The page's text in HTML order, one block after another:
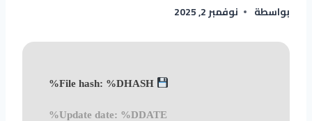
بواسطة نوفمبر 2, 2025
Update date: %DDATE%